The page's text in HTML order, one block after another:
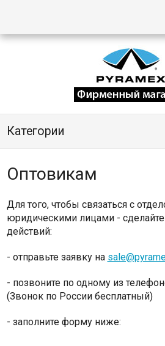
Категории
Оптовикам
Для того, чтобы связаться с
юридическими лицами -
действий:
- отправьте заявку на
- позвоните по одному из
(Звонок по России бесплатный)
- заполните форму ниже: